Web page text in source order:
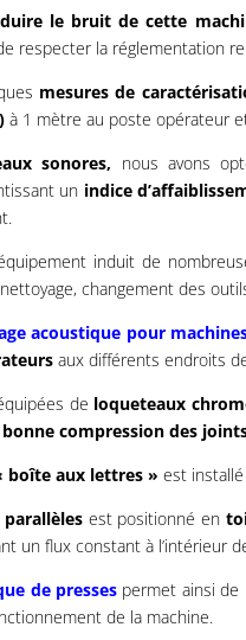
le bruit de cette
respecter la réglementation
mesures de
à 1 mètre au poste opérateur
sonores, nous avons
un indice
induit de
changement des
acoustique pour
aux différents endroits
de loqueteaux
bonne compression des
boîte aux lettres » est installé
est positionné en
un flux constant à l’intérieur
de presses permet ainsi de
de la machine.